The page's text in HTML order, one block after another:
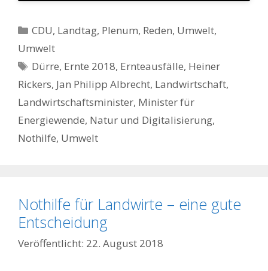
Kategorien
CDU, Landtag, Plenum, Reden, Umwelt,
Umwelt
Schlagwörter
Dürre, Ernte 2018, Ernteausfälle, Heiner
Rickers, Jan Philipp Albrecht, Landwirtschaft,
Landwirtschaftsminister, Minister für
Energiewende, Natur und Digitalisierung,
Nothilfe, Umwelt
Nothilfe für Landwirte – eine gute
Entscheidung
22. August 2018